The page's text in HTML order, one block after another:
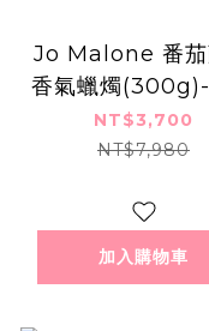
Jo Malone 番茄
香氣蠟燭(300g)-
航空版-別墅香氛
NT$3,700
NT$7,980
加入購物車